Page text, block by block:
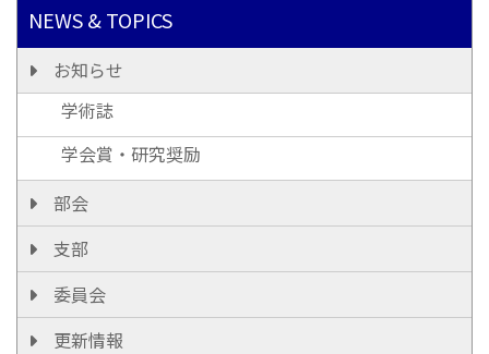
NEWS & TOPICS
お知らせ
学術誌
学会賞・研究奨励
部会
支部
委員会
更新情報